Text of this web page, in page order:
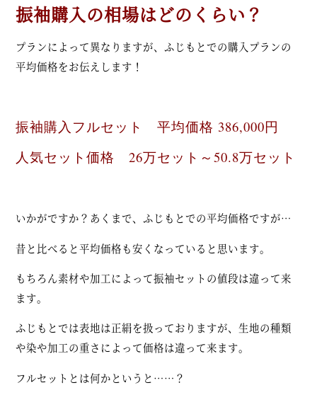
振袖購入の相場はどのくらい？
プランによって異なりますが、ふじもとでの購入プランの
平均価格をお伝えします！
振袖購入フルセット 平均価格 386,000円
人気セット価格 26万セット～50.8万セット
いかがですか？あくまで、ふじもとでの平均価格ですが…
昔と比べると平均価格も安くなっていると思います。
もちろん素材や加工によって振袖セットの値段は違って来
ます。
ふじもとでは表地は正絹を扱っておりますが、生地の種類
や染や加工の重さによって価格は違って来ます。
フルセットとは何かというと……？